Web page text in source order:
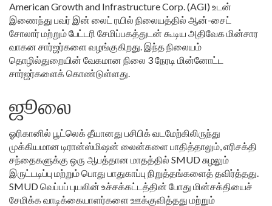
American Growth and Infrastructure Corp. (AGI) உடன்
இணைந்து பவர் இன் லைட் ரயில் நிலையத்தில் ஆன்-சைட்
சோலார் மற்றும் பேட்டரி சேமிப்பகத்துடன் கூடிய அதிவேக மின்சார
வாகன சார்ஜர்களை வழங்குகிறது. இந்த நிலையம்
தொழில்துறையின் வேகமான நிலை 3 நேரடி மின்னோட்ட
சார்ஜர்களைக் கொண்டுள்ளது.
ஜூலை
ஓரிகானில் பூட்லெக் தீயானது பசிபிக் வடமேற்கிலிருந்து
முக்கியமான டிரான்ஸ்மிஷன் லைன்களை பாதித்தாலும், எரிசக்தி
சந்தைகளுக்கு ஒரு ஆபத்தான மாதத்தில் SMUD சுழலும்
இருட்டடிப்பு மற்றும் பொது பாதுகாப்பு நிறுத்தங்களைத் தவிர்த்தது.
SMUD வெப்பப் புயலின் உச்சக்கட்டத்தின் போது மின்சக்தியைச்
சேமிக்க வாடிக்கையாளர்களை ஊக்குவித்தது மற்றும்